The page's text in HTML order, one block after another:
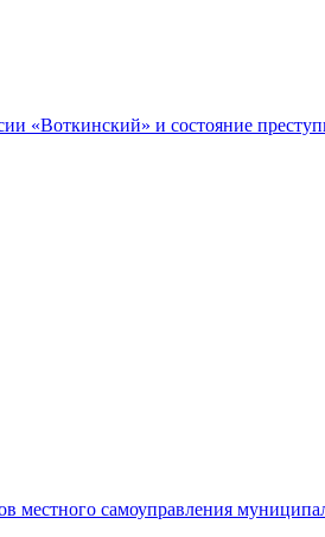
«Воткинский» и состояние
местного самоуправления